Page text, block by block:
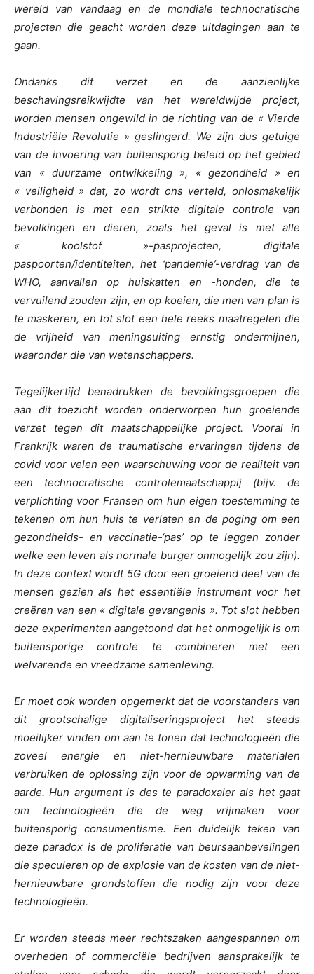
wereld van vandaag en de mondiale technocratische
projecten die geacht worden deze uitdagingen aan te
gaan.
Ondanks dit verzet en de aanzienlijke
beschavingsreikwijdte van het wereldwijde project,
worden mensen ongewild in de richting van de « Vierde
Industriële Revolutie » geslingerd. We zijn dus getuige
van de invoering van buitensporig beleid op het gebied
van « duurzame ontwikkeling », « gezondheid » en
« veiligheid » dat, zo wordt ons verteld, onlosmakelijk
verbonden is met een strikte digitale controle van
bevolkingen en dieren, zoals het geval is met alle
« koolstof »-pasprojecten, digitale
paspoorten/identiteiten, het ‘pandemie’-verdrag van de
WHO, aanvallen op huiskatten en -honden, die te
vervuilend zouden zijn, en op koeien, die men van plan is
te maskeren, en tot slot een hele reeks maatregelen die
de vrijheid van meningsuiting ernstig ondermijnen,
waaronder die van wetenschappers.
Tegelijkertijd benadrukken de bevolkingsgroepen die
aan dit toezicht worden onderworpen hun groeiende
verzet tegen dit maatschappelijke project. Vooral in
Frankrijk waren de traumatische ervaringen tijdens de
covid voor velen een waarschuwing voor de realiteit van
een technocratische controlemaatschappij (bijv. de
verplichting voor Fransen om hun eigen toestemming te
tekenen om hun huis te verlaten en de poging om een
gezondheids- en vaccinatie-‘pas’ op te leggen zonder
welke een leven als normale burger onmogelijk zou zijn).
In deze context wordt 5G door een groeiend deel van de
mensen gezien als het essentiële instrument voor het
creëren van een « digitale gevangenis ». Tot slot hebben
deze experimenten aangetoond dat het onmogelijk is om
buitensporige controle te combineren met een
welvarende en vreedzame samenleving.
Er moet ook worden opgemerkt dat de voorstanders van
dit grootschalige digitaliseringsproject het steeds
moeilijker vinden om aan te tonen dat technologieën die
zoveel energie en niet-hernieuwbare materialen
verbruiken de oplossing zijn voor de opwarming van de
aarde. Hun argument is des te paradoxaler als het gaat
om technologieën die de weg vrijmaken voor
buitensporig consumentisme. Een duidelijk teken van
deze paradox is de proliferatie van beursaanbevelingen
die speculeren op de explosie van de kosten van de niet-
hernieuwbare grondstoffen die nodig zijn voor deze
technologieën.
Er worden steeds meer rechtszaken aangespannen om
overheden of commerciële bedrijven aansprakelijk te